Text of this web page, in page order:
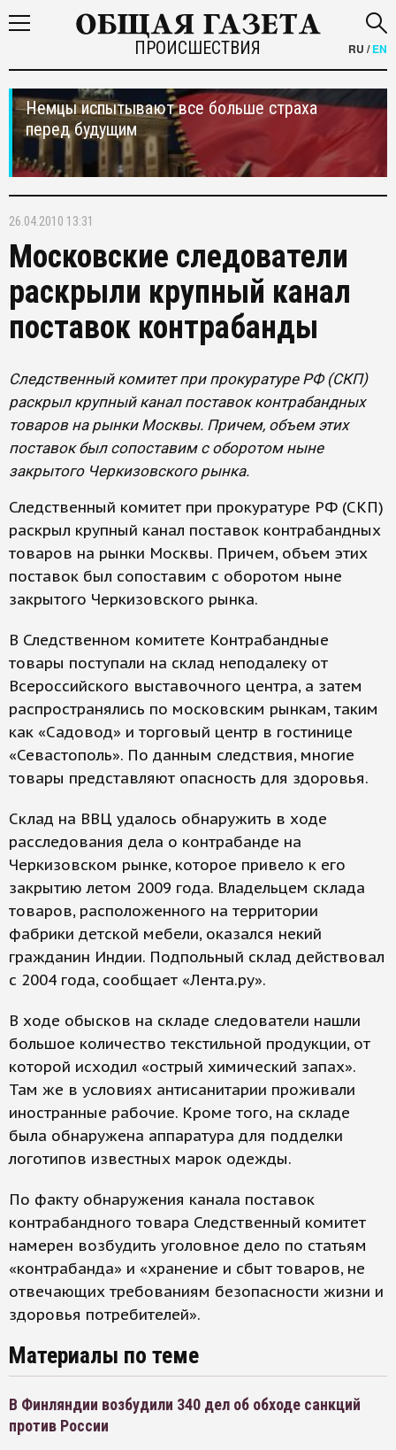
ПРОИСШЕСТВИЯ RU /EN
Немцы испытывают все больше страха
перед будущим
26.04.2010 13:31
Московские следователи
раскрыли крупный канал
поставок контрабанды
Следственный комитет при прокуратуре РФ (СКП)
раскрыл крупный канал поставок контрабандных
товаров на рынки Москвы. Причем, объем этих
поставок был сопоставим с оборотом ныне
закрытого Черкизовского рынка.
Следственный комитет при прокуратуре РФ (СКП)
раскрыл крупный канал поставок контрабандных
товаров на рынки Москвы. Причем, объем этих
поставок был сопоставим с оборотом ныне
закрытого Черкизовского рынка.
В Следственном комитете Контрабандные
товары поступали на склад неподалеку от
Всероссийского выставочного центра, а затем
распространялись по московским рынкам, таким
как «Садовод» и торговый центр в гостинице
«Севастополь». По данным следствия, многие
товары представляют опасность для здоровья.
Склад на ВВЦ удалось обнаружить в ходе
расследования дела о контрабанде на
Черкизовском рынке, которое привело к его
закрытию летом 2009 года. Владельцем склада
товаров, расположенного на территории
фабрики детской мебели, оказался некий
гражданин Индии. Подпольный склад действовал
с 2004 года, сообщает «Лента.ру».
В ходе обысков на складе следователи нашли
большое количество текстильной продукции, от
которой исходил «острый химический запах».
Там же в условиях антисанитарии проживали
иностранные рабочие. Кроме того, на складе
была обнаружена аппаратура для подделки
логотипов известных марок одежды.
По факту обнаружения канала поставок
контрабандного товара Следственный комитет
намерен возбудить уголовное дело по статьям
«контрабанда» и «хранение и сбыт товаров, не
отвечающих требованиям безопасности жизни и
здоровья потребителей».
Материалы по теме
В Финляндии возбудили 340 дел об обходе санкций
против России